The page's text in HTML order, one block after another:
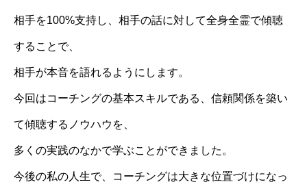
相手を100%支持し、相手の話に対して全身全霊で傾聴
することで、
相手が本音を語れるようにします。
今回はコーチングの基本スキルである、信頼関係を築い
て傾聴するノウハウを、
多くの実践のなかで学ぶことができました。
今後の私の人生で、コーチングは大きな位置づけになっ